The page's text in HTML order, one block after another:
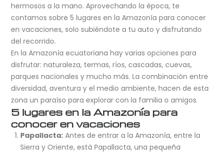
hermosos a la mano. Aprovechando la época, te
contamos sobre 5 lugares en la Amazonía para conocer
en vacaciones, solo subiéndote a tu auto y disfrutando
del recorrido.
En la Amazonía ecuatoriana hay varias opciones para
disfrutar: naturaleza, termas, ríos, cascadas, cuevas,
parques nacionales y mucho más. La combinación entre
diversidad, aventura y el medio ambiente, hacen de esta
zona un paraíso para explorar con la familia o amigos.
5 lugares en la Amazonía para
conocer en vacaciones
Papallacta:Antes de entrar a la Amazonía, entre la
Sierra y Oriente, está Papallacta, una pequeña